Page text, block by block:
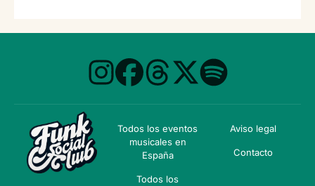
Todos los eventos
musicales en
España
Todos los
Aviso legal
Contacto